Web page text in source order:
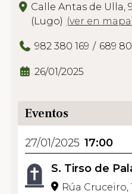
Calle Antas de Ulla,
(Lugo) (ver en mapa
982 380 169 689
26/01/2025
Eventos
27/01/2025 17:00
S. Tirso de
Rúa Cruceiro,